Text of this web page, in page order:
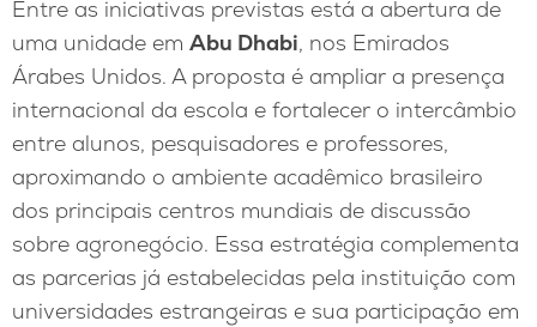
Entre as iniciativas previstas está a abertura de
uma unidade em Abu Dhabi, nos Emirados
Árabes Unidos. A proposta é ampliar a presença
internacional da escola e fortalecer o intercâmbio
entre alunos, pesquisadores e professores,
aproximando o ambiente acadêmico brasileiro
dos principais centros mundiais de discussão
sobre agronegócio. Essa estratégia complementa
as parcerias já estabelecidas pela instituição com
universidades estrangeiras e sua participação em